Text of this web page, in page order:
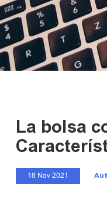
La bolsa
18 Nov 2021